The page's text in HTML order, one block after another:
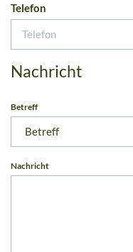
Telefon
Nachricht
Betreff
Nachricht